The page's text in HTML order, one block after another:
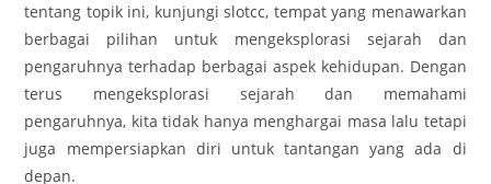
tentang topik ini, kunjungi slotcc, tempat yang menawarkan
berbagai pilihan untuk mengeksplorasi sejarah dan
pengaruhnya terhadap berbagai aspek kehidupan. Dengan
terus mengeksplorasi sejarah dan memahami
pengaruhnya, kita tidak hanya menghargai masa lalu tetapi
juga mempersiapkan diri untuk tantangan yang ada di
depan.